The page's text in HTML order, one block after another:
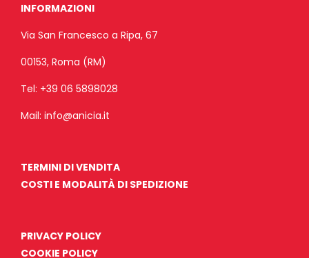
INFORMAZIONI
Via San Francesco a Ripa, 67
00153, Roma (RM)
Tel: +39 06 5898028
Mail: info@anicia.it
TERMINI DI VENDITA
COSTI E MODALITÀ DI SPEDIZIONE
PRIVACY POLICY
COOKIE POLICY